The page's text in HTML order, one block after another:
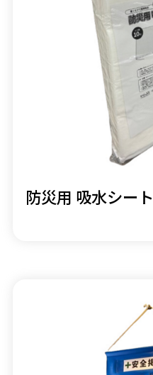
防災用 吸水シート